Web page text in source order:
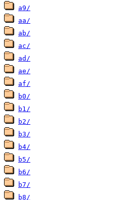
a9/
aa/
ab/
ac/
ad/
ae/
af/
b0/
b1/
b2/
b3/
b4/
b5/
b6/
b7/
b8/